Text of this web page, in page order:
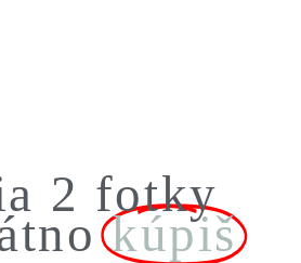
2 fotky
kúpiš